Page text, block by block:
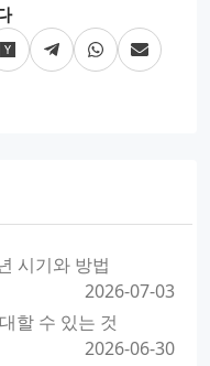
시기와 방법
2026-07-03
할 수 있는 것
2026-06-30